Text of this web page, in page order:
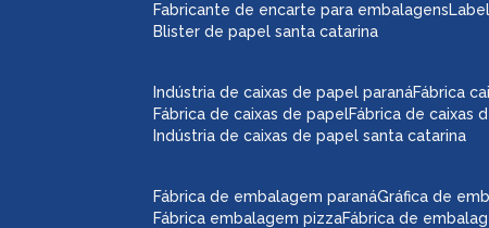
fabricante de encarte para embalagens
blister de papel santa catarina
fábrica
fábrica de caixas de papel fábrica de caixas
indústria de caixas de papel santa catarina
indústria de caixas de papel paraná
gráfica de
fábrica de
fábrica embalagem pizza
fábrica de embalagem paraná